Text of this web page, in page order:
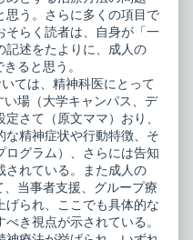
思う。さらに多くの項目で
そらく読者は、自身が「一
記述をたよりに、成人の
ると思う。
ては、精神科医にとって
い場（大学キャンパス、デ
さて（原文ママ）おり、
精神症状や行動特徴、そ
グラム）、さらには告知
されている。また成人の
当事者支援、グループ療
られ、ここでも具体的な
き視点が示されている。